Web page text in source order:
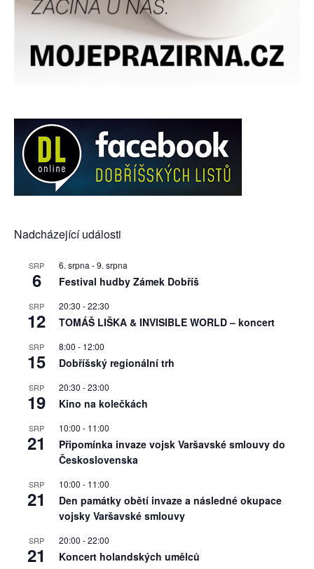
Nadcházející události
SRP
6
6. srpna -9. srpna
Festival hudby Zámek Dobříš
SRP
12
20:30 -22:30
TOMÁŠ LIŠKA & INVISIBLE WORLD – koncert
SRP
15
8:00 - 12:00
Dobříšský regionální trh
SRP
19
20:30 -23:00
Kino na kolečkách
SRP
21
10:00 - 11:00
Připomínka invaze vojsk Varšavské smlouvy do
Československa
SRP
21
10:00 - 11:00
Den památky obětí invaze a následné okupace
vojsky Varšavské smlouvy
SRP
21
20:00 -22:00
Koncert holandských umělců